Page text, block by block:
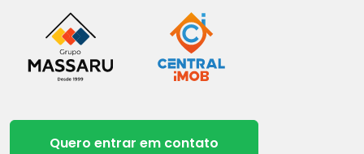
Quero entrar em contato